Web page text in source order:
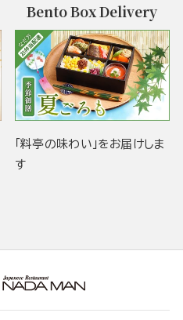
Bento Box Delivery
「料亭の味わい」をお届けしま
す